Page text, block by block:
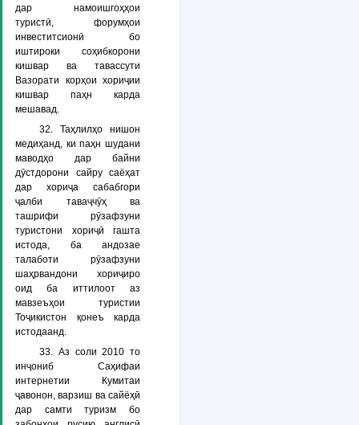
дар намоишгоҳҳои
туристӣ, форумҳои
инвеститсионӣ бо
иштироки соҳибкорони
кишвар ва тавассути
Вазорати корҳои хориҷии
кишвар паҳн карда
мешавад.
32. Таҳлилҳо нишон
медиҳанд, ки паҳн шудани
маводҳо дар байни
дӯстдорони сайру саёҳат
дар хориҷа сабабгори
ҷалби таваҷчӯҳ ва
ташрифи рӯзафзуни
туристони хориҷӣ гашта
истода, ба андозае
талаботи рӯзафзуни
шаҳрвандони хориҷиро
оид ба иттилоот аз
мавзеъҳои туристии
Тоҷикистон қонеъ карда
истодаанд.
33. Аз соли 2010 то
инҷониб Саҳифаи
интернетии Кумитаи
ҷавонон, варзиш ва сайёҳӣ
дар самти туризм бо